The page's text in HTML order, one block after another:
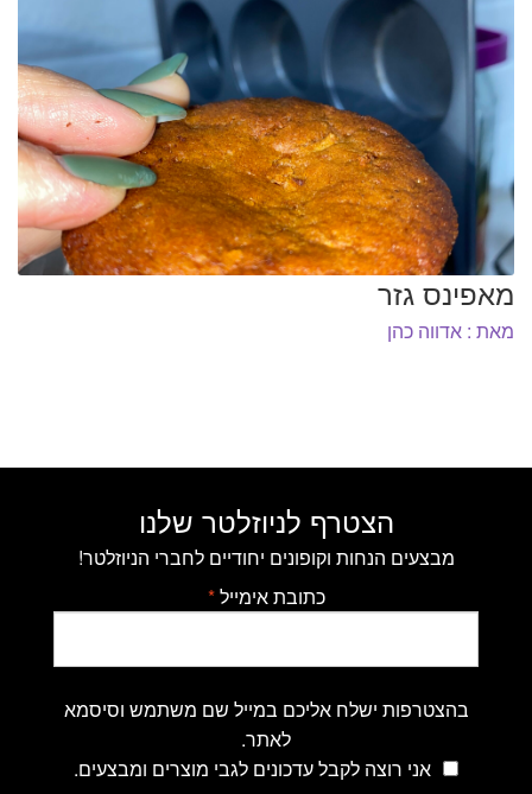
מאפינס גזר
מאת : אדווה כהן
הצטרף לניוזלטר שלנו
מבצעים הנחות וקופונים יחודיים לחברי הניוזלטר!
כתובת אימייל*
בהצטרפות ישלח אליכם במייל שם משתמש וסיסמא
לאתר.
אני רוצה לקבל עדכונים לגבי מוצרים ומבצעים.